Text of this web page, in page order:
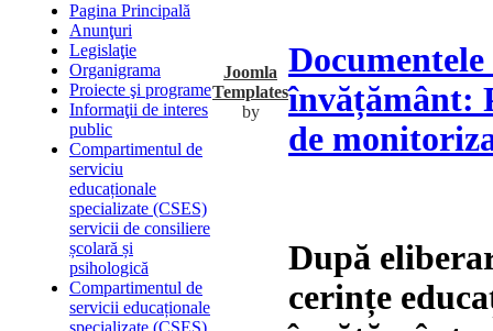
Pagina Principală
Anunţuri
Legislaţie
Organigrama
Proiecte şi programe
Informaţii de interes
public
Compartimentul de
serviciu
educaționale
specializate (CSES)
servicii de consiliere
școlară și
psihologică
Compartimentul de
servicii educaționale
specializate (CSES)
învățământ:
de
După
cerințe
Joomla
Templates
by